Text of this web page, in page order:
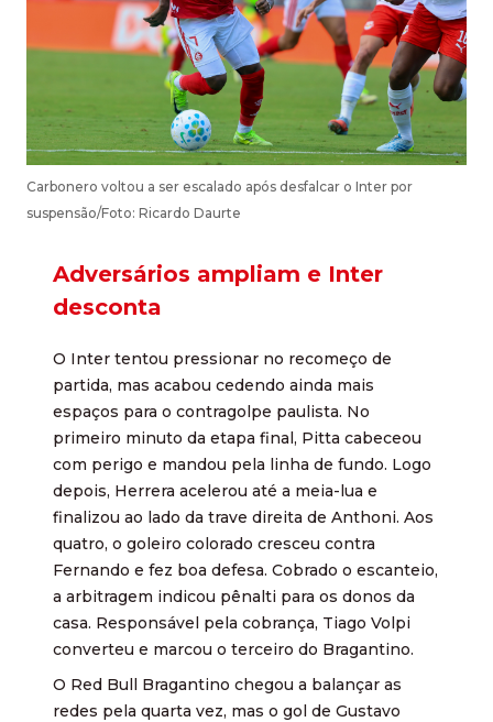
Carbonero voltou a ser escalado após desfalcar o Inter por
suspensão/Foto: Ricardo Daurte
Adversários ampliam e Inter
desconta
O Inter tentou pressionar no recomeço de
partida, mas acabou cedendo ainda mais
espaços para o contragolpe paulista. No
primeiro minuto da etapa final, Pitta cabeceou
com perigo e mandou pela linha de fundo. Logo
depois, Herrera acelerou até a meia-lua e
finalizou ao lado da trave direita de Anthoni. Aos
quatro, o goleiro colorado cresceu contra
Fernando e fez boa defesa. Cobrado o escanteio,
a arbitragem indicou pênalti para os donos da
casa. Responsável pela cobrança, Tiago Volpi
converteu e marcou o terceiro do Bragantino.
O Red Bull Bragantino chegou a balançar as
redes pela quarta vez, mas o gol de Gustavo